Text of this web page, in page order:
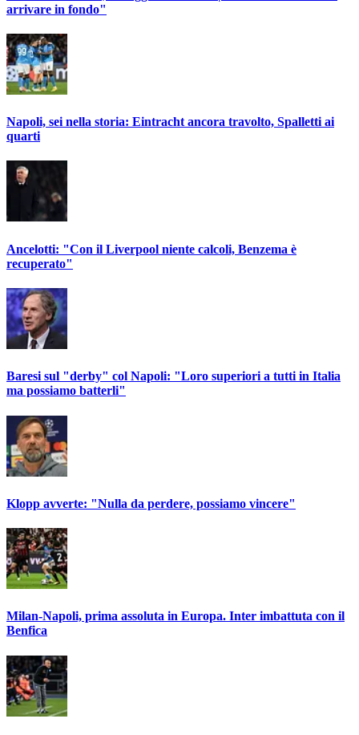
arrivare in fondo"
Napoli, sei nella storia: Eintracht ancora travolto, Spalletti ai
quarti
Ancelotti: "Con il Liverpool niente calcoli, Benzema è
recuperato"
Baresi sul "derby" col Napoli: "Loro superiori a tutti in Italia
ma possiamo batterli"
Klopp avverte: "Nulla da perdere, possiamo vincere"
Milan-Napoli, prima assoluta in Europa. Inter imbattuta con il
Benfica